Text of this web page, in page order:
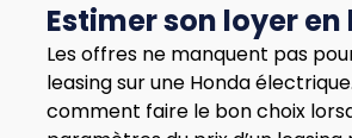
Estimer son loyer
Les offres ne manquent pas
leasing sur une Honda
comment faire le bon choix